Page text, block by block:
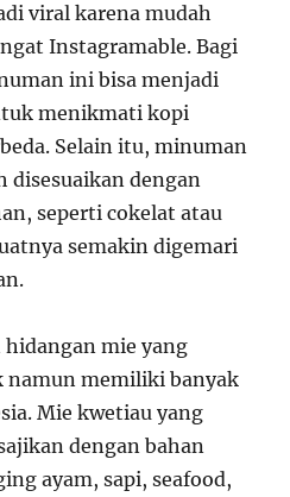
viral karena mudah
Instagramable. Bagi
ini bisa menjadi
menikmati kopi
Selain itu, minuman
disesuaikan dengan
seperti cokelat atau
semakin digemari
mie yang
namun memiliki banyak
Mie kwetiau yang
dengan bahan
ayam, sapi, seafood,